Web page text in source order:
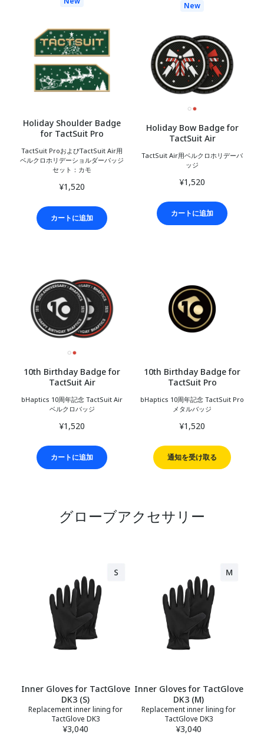
Holiday Shoulder Badge
for TactSuit Pro
TactSuit ProおよびTactSuit Air用
ベルクロホリデーショルダーバッジ
セット：カモ
¥1,520
カートに追加
New
Holiday Bow Badge for
TactSuit Air
TactSuit Air用ベルクロホリデーバ
ッジ
¥1,520
カートに追加
10th Birthday Badge for
TactSuit Air
bHaptics 10周年記念 TactSuit Air
ベルクロバッジ
¥1,520
カートに追加
10th Birthday Badge for
TactSuit Pro
bHaptics 10周年記念 TactSuit Pro
メタルバッジ
¥1,520
通知を受け取る
グローブアクセサリー
Inner Gloves for TactGlove
DK3 (S)
Replacement inner lining for
TactGlove DK3
¥3,040
Inner Gloves for TactGlove
DK3 (M)
Replacement inner lining for
TactGlove DK3
¥3,040